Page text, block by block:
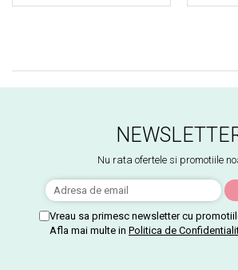
Nu rata ofertele si promotiile
Vreau sa primesc newsletter cu
Afla mai multe in Politica de